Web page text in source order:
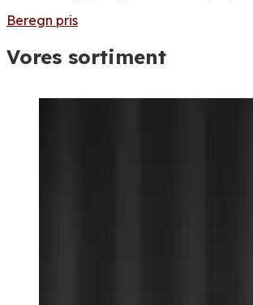
Beregn pris
Vores sortiment